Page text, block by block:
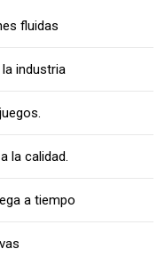
fluidas
industria
la calidad.
a tiempo